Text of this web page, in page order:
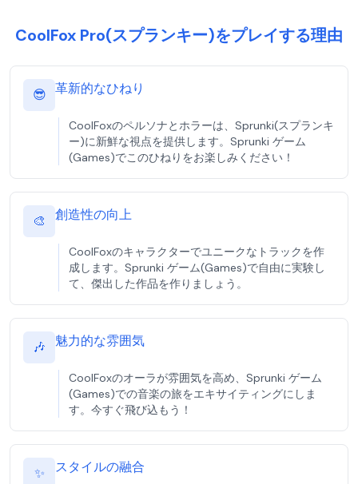
CoolFox Pro(スプランキー)をプレイする理由
😎 革新的なひねり
CoolFoxのペルソナとホラーは、Sprunki(スプランキ
ー)に新鮮な視点を提供します。Sprunki ゲーム
(Games)でこのひねりをお楽しみください！
🎨 創造性の向上
CoolFoxのキャラクターでユニークなトラックを作
成します。Sprunki ゲーム(Games)で自由に実験し
て、傑出した作品を作りましょう。
🎶 魅力的な雰囲気
CoolFoxのオーラが雰囲気を高め、Sprunki ゲーム
(Games)での音楽の旅をエキサイティングにしま
す。今すぐ飛び込もう！
✨ スタイルの融合